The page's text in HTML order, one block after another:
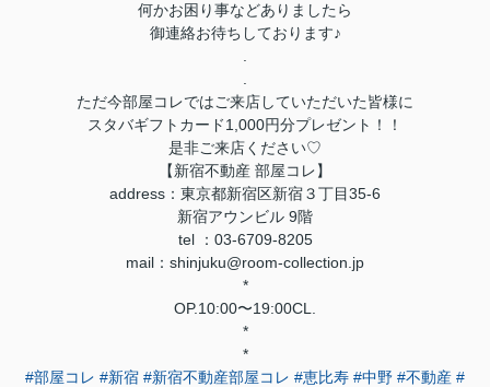
何かお困り事などありましたら
御連絡お待ちしております♪
ただ今部屋コレではご来店していただいた皆様に
スタバギフトカード1,000円分プレゼント！！
是非ご来店ください♡
【新宿不動産 部屋コレ】
address：東京都新宿区新宿３丁目35-6
新宿アウンビル 9階
tel ：03-6709-8205
mail：shinjuku@room-collection.jp
*
OP.10:00〜19:00CL.
*
*
#部屋コレ #新宿 #新宿不動産部屋コレ #恵比寿 #中野 #不動産 #